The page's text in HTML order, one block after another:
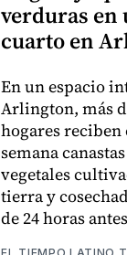
verduras en
cuarto en
En un espacio
Arlington, más
hogares reciben
semana
vegetales
tierra y
de 24 horas